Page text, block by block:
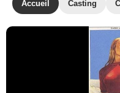
Accueil Casting